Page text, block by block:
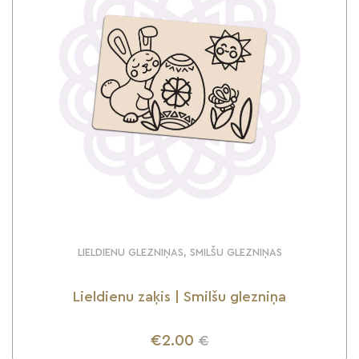
LIELDIENU GLEZNIŅAS, SMILŠU GLEZNIŅAS
Lieldienu zaķis | Smilšu glezniņa
€2.00 €